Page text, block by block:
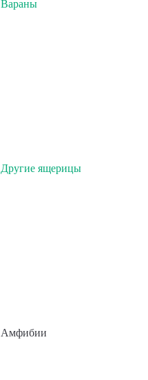
Вараны
Другие ящерицы
Амфибии